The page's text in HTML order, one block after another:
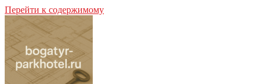
Перейти к содержимому